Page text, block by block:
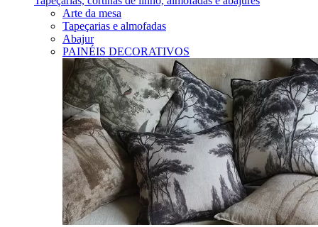
Arte da mesa
Tapeçarias e almofadas
Abajur
PAINÉIS DECORATIVOS